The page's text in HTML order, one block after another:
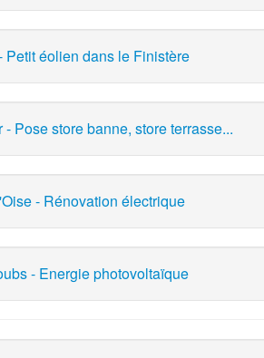
éolien dans le Finistère
Pose store banne, store terrasse...
- Rénovation électrique
- Energie photovoltaïque